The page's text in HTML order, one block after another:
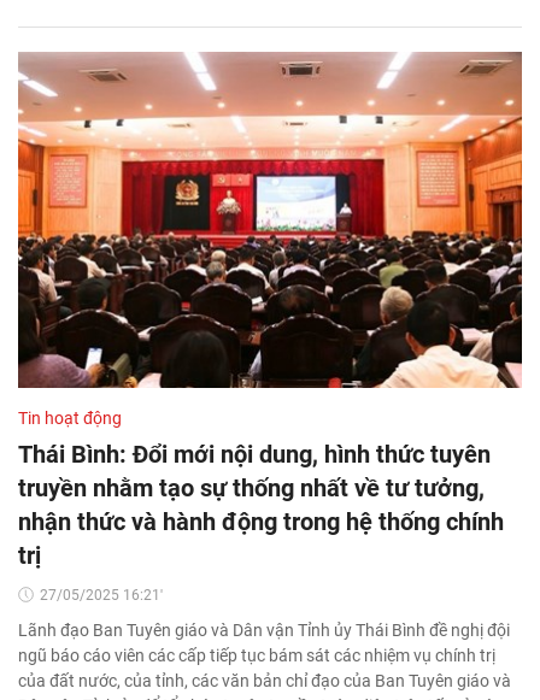
Tin hoạt động
Thái Bình: Đổi mới nội dung, hình thức tuyên
truyền nhằm tạo sự thống nhất về tư tưởng,
nhận thức và hành động trong hệ thống chính
trị
27/05/2025 16:21'
Lãnh đạo Ban Tuyên giáo và Dân vận Tỉnh ủy Thái Bình đề nghị đội
ngũ báo cáo viên các cấp tiếp tục bám sát các nhiệm vụ chính trị
của đất nước, của tỉnh, các văn bản chỉ đạo của Ban Tuyên giáo và